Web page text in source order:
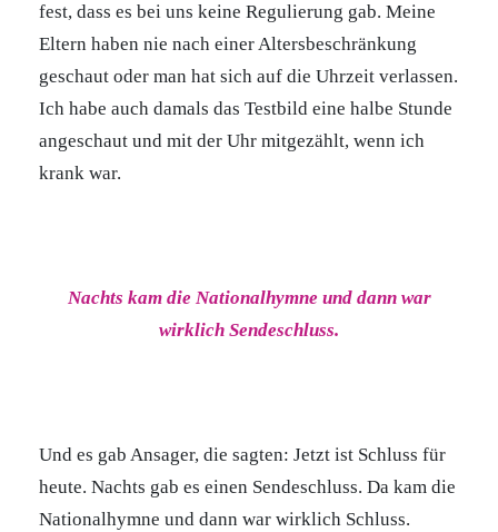
fest, dass es bei uns keine Regulierung gab. Meine
Eltern haben nie nach einer Altersbeschränkung
geschaut oder man hat sich auf die Uhrzeit verlassen.
Ich habe auch damals das Testbild eine halbe Stunde
angeschaut und mit der Uhr mitgezählt, wenn ich
krank war.
Nachts kam die Nationalhymne und dann war
wirklich Sendeschluss.
Und es gab Ansager, die sagten: Jetzt ist Schluss für
heute. Nachts gab es einen Sendeschluss. Da kam die
Nationalhymne und dann war wirklich Schluss.